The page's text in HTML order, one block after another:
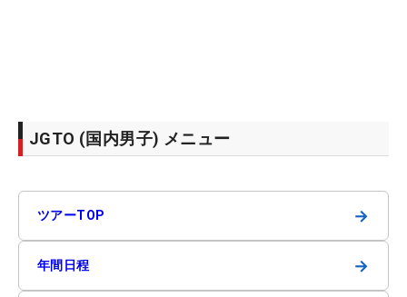
JGTO (国内男子) メニュー
ツアーTOP →
年間日程 →